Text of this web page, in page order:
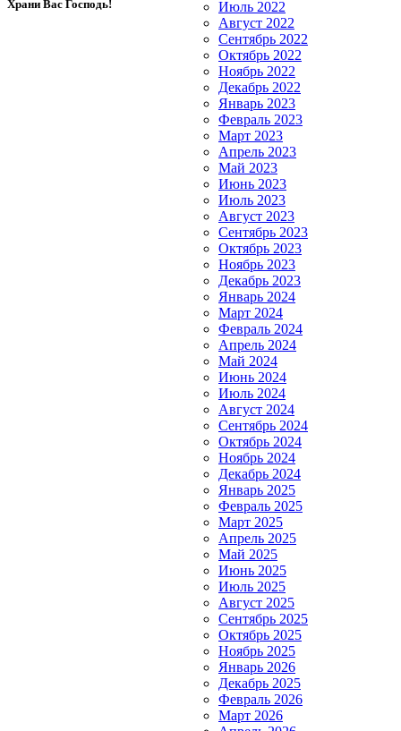
Июль 2022
Август 2022
Сентябрь 2022
Октябрь 2022
Ноябрь 2022
Декабрь 2022
Январь 2023
Февраль 2023
Март 2023
Апрель 2023
Май 2023
Июнь 2023
Июль 2023
Август 2023
Сентябрь 2023
Октябрь 2023
Ноябрь 2023
Декабрь 2023
Январь 2024
Март 2024
Февраль 2024
Апрель 2024
Май 2024
Июнь 2024
Июль 2024
Август 2024
Сентябрь 2024
Октябрь 2024
Ноябрь 2024
Декабрь 2024
Январь 2025
Февраль 2025
Март 2025
Апрель 2025
Май 2025
Июнь 2025
Июль 2025
Август 2025
Сентябрь 2025
Октябрь 2025
Ноябрь 2025
Январь 2026
Декабрь 2025
Февраль 2026
Март 2026
Храни Вас Господь!